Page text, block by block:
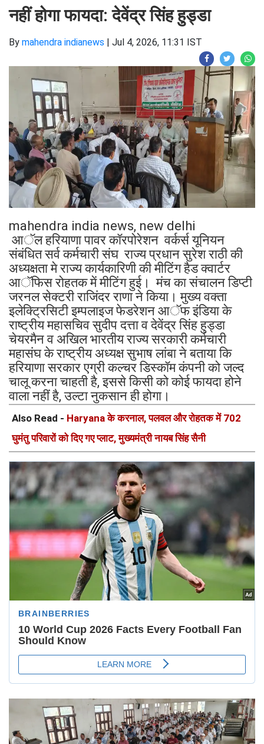
नहीं होगा फायदा: देवेंद्र सिंह हुड्डा
By mahendra indianews | Jul 4, 2026, 11:31 IST
mahendra india news, new delhi
आॅल हरियाणा पावर कॉरपोरेशन वर्कर्स यूनियन
संबंधित सर्व कर्मचारी संघ राज्य प्रधान सुरेश राठी की
अध्यक्षता मे राज्य कार्यकारिणी की मीटिंग हैड क्वार्टर
आॅफिस रोहतक में मीटिंग हुई। मंच का संचालन डिप्टी
जरनल सेक्टरी राजिंदर राणा ने किया। मुख्य वक्ता
इलेक्ट्रिसिटी इम्पलाइज फेडरेशन आॅफ इंडिया के
राष्ट्रीय महासचिव सुदीप दत्ता व देवेंद्र सिंह हुड्डा
चेयरमैन व अखिल भारतीय राज्य सरकारी कर्मचारी
महासंघ के राष्ट्रीय अध्यक्ष सुभाष लांबा ने बताया कि
हरियाणा सरकार एग्री कल्चर डिस्कॉम कंपनी को जल्द
चालू करना चाहती है, इससे किसी को कोई फायदा होने
वाला नहीं है, उल्टा नुकसान ही होगा।
Also Read - Haryana के करनाल, पलवल और रोहतक में 702
घुमंतु परिवारों को दिए गए प्लाट, मुख्यमंत्री नायब सिंह सैनी